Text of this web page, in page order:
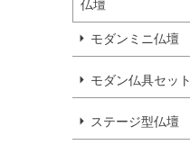
仏壇
モダンミニ仏壇
モダン仏具セット
ステージ型仏壇